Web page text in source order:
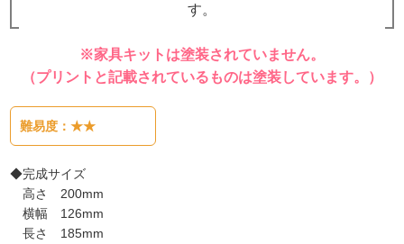
す。
※家具キットは塗装されていません。
（プリントと記載されているものは塗装しています。）
難易度：★★
◆完成サイズ
高さ 200mm
横幅 126mm
長さ 185mm